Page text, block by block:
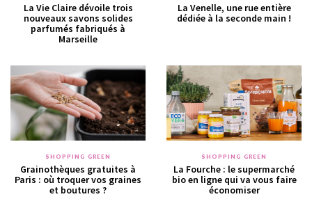
La Vie Claire dévoile trois
nouveaux savons solides
parfumés fabriqués à
Marseille
La Venelle, une rue entière
dédiée à la seconde main !
SHOPPING GREEN
Grainothèques gratuites à
Paris : où troquer vos graines
et boutures ?
SHOPPING GREEN
La Fourche : le supermarché
bio en ligne qui va vous faire
économiser